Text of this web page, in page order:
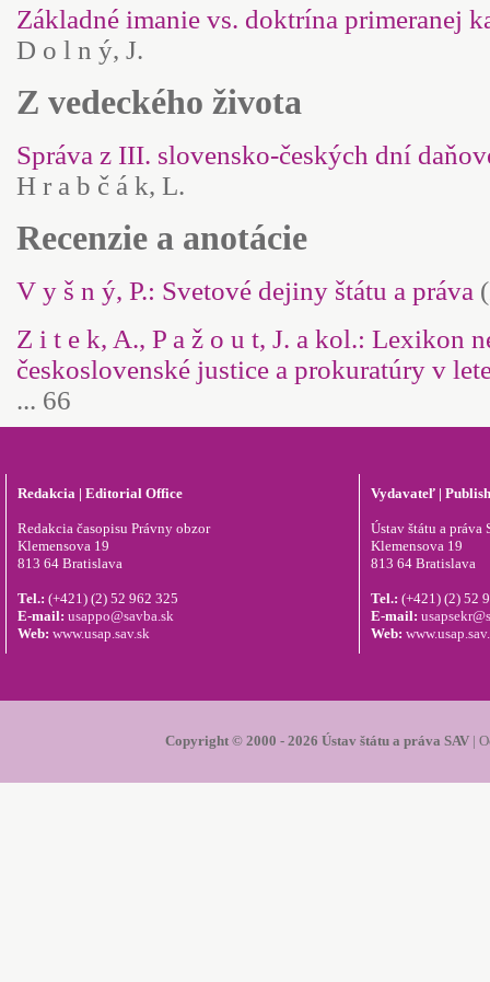
Základné imanie vs. doktrína primeranej
D o l n ý, J.
Z vedeckého života
Správa z III. slovensko-českých dní
H r a b č á k, L.
Recenzie a anotácie
V y š n ý, P.: Svetové dejiny štátu a práva
Z i t e k, A., P a ž o u t, J. a kol.: Lexikon
československé justice a prokuratúry v
... 66
Redakcia | Editorial Office
Redakcia časopisu Právny obzor
Klemensova 19
813 64 Bratislava
Tel.: (+421) (2) 52 962 325
E-mail: usappo@savba.sk
Web: www.usap.sav.sk
Vydavateľ |
Ústav štátu a práva
Klemensova 19
813 64 Bratislava
Tel.: (+421) (2) 52
E-mail:
Web:
Copyright © 2000 - 2026 Ústav štátu a práva SAV|